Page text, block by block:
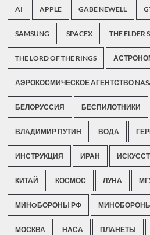
AI APPLE GABE NEWELL
SAMSUNG SPACEX THE ELDER
THE LORD OF THE RINGS
АЭРОКОСМИЧЕСКОЕ АГЕНТСТВО
БЕЛОРУССИЯ БЕСПИЛОТНИКИ
ВЛАДИМИР ПУТИН ВОДА
ИНСТРУКЦИЯ ИРАН
КИТАЙ КОСМОС ЛУНА
МИНOБОРОНЫ РФ
МОСКВА НАСА ПЛАНЕТЫ